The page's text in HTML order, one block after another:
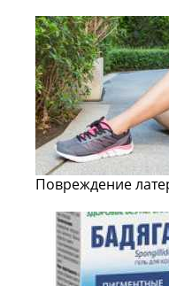
Повреждение